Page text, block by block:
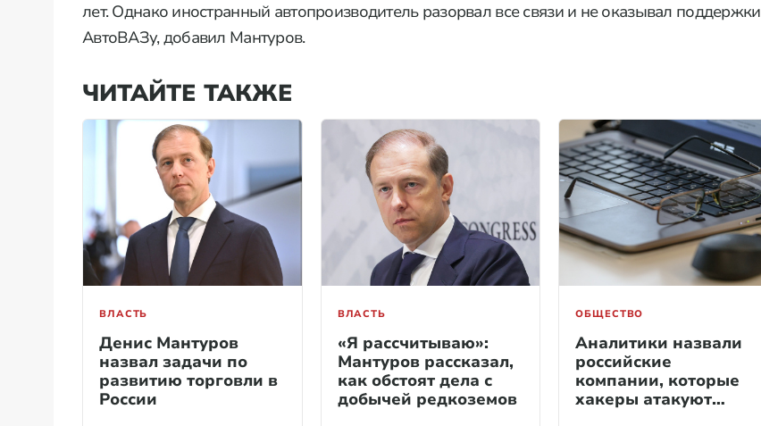
лет. Однако иностранный автопроизводитель разорвал все связи и не оказывал поддержки
АвтоВАЗу, добавил Мантуров.
ЧИТАЙТЕ ТАКЖЕ
ВЛАСТЬ
Денис Мантуров
назвал задачи по
развитию торговли в
России
ВЛАСТЬ
«Я рассчитываю»:
Мантуров рассказал,
как обстоят дела с
добычей редкоземов
ОБЩЕСТВО
Аналитики назвали
российские
компании, которые
хакеры атакуют